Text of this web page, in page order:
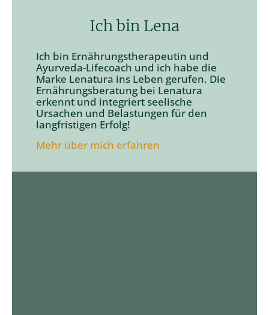
Ich bin Lena
Ich bin Ernährungstherapeutin und
Ayurveda-Lifecoach und ich habe die
Marke Lenatura ins Leben gerufen. Die
Ernährungsberatung bei Lenatura
erkennt und integriert seelische
Ursachen und Belastungen für den
langfristigen Erfolg!
Mehr über mich erfahren